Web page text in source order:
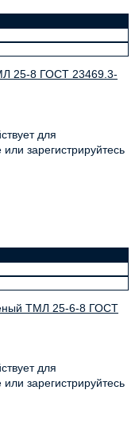
25-8 ГОСТ 23469.3-
для
зарегистрируйтесь
ТМЛ 25-6-8 ГОСТ
для
зарегистрируйтесь